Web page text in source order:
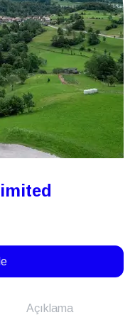
Açıklama